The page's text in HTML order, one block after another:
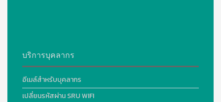
บริการบุคลากร
อีเมล์สำหรับบุคลากร
เปลี่ยนรหัสผ่าน SRU WIFI